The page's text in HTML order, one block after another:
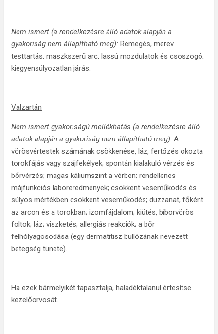
Nem ismert (a rendelkezésre álló adatok alapján a
gyakoriság nem állapítható meg): Remegés, merev
testtartás, maszkszerű arc, lassú mozdulatok és csoszogó,
kiegyensúlyozatlan járás.
Valzartán
Nem ismert gyakoriságú mellékhatás (a rendelkezésre álló
adatok alapján a gyakoriság nem állapítható meg): A
vörösvértestek számának csökkenése, láz, fertőzés okozta
torokfájás vagy szájfekélyek; spontán kialakuló vérzés és
bőrvérzés; magas káliumszint a vérben; rendellenes
májfunkciós laboreredmények; csökkent veseműködés és
súlyos mértékben csökkent veseműködés; duzzanat, főként
az arcon és a torokban; izomfájdalom; kiütés, bíborvörös
foltok; láz; viszketés; allergiás reakciók; a bőr
felhólyagosodása (egy dermatitisz bullózának nevezett
betegség tünete).
Ha ezek bármelyikét tapasztalja, haladéktalanul értesítse
kezelőorvosát.